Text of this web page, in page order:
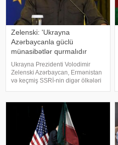
Zelenski: 'Ukrayna
Azərbaycanla güclü
münasibətlər qurmalıdır
Ukrayna Prezidenti Volodimir
Zelenski Azərbaycan, Ermənistan
və keçmiş SSRİ-nin digər ölkələri
xəbər verir ki, bu barədə o,
"Telegram" kanalında yazıb